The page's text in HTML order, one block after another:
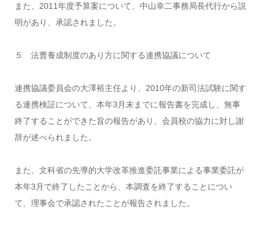
また、2011年度予算案について、中山幸二事務局長代行から説
明があり、承認されました。
５ 法曹養成制度のあり方に関する連携協議について
連携協議委員会の大澤裕主任より、2010年の新司法試験に関す
る連携検証について、本年3月末までに報告書を完成し、無事
終了することができた旨の報告があり、会員校の協力に対し謝
辞が述べられました。
また、文科省の先導的大学改革推進委託事業による事業委託が
本年3月で終了したことから、本調査を終了することについ
て、理事会で承認されたことが報告されました。